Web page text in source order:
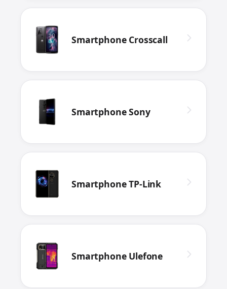
Smartphone Crosscall
Smartphone Sony
Smartphone TP-Link
Smartphone Ulefone